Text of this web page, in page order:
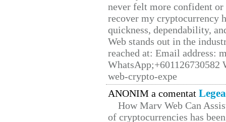
never felt more confident
recover my cryptocurrency
quickness, dependability,
Web stands out in the
reached at: Email address:
web-crypto-expe
ANONIM a comentat
How Marv Web Can
of cryptocurrencies has